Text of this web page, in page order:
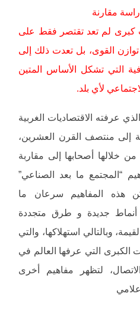
مقارنة
كبرى لم تعد تقتصر فقط على
توازن القوى، بل تعدت ذلك إلى
التي تشكل الأساس المتين
لأي بلد.
عرفته الاقتصاديات الغربية
إلى منتصف القرن العشرين،
خلالها أصحابها إلى مقاربة
“المجتمع ما بعد الصناعي”
لكن هذه المفاهيم سرعان ما
أنماط جديدة و طرق متجددة
وبالتالي استهلاكها، والتي
الكبرى التي عرفها العالم في
لتظهر مفاهيم أخرى